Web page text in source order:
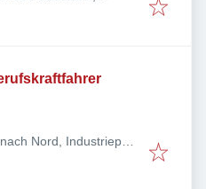
Nord, Industriepark
Deutschland